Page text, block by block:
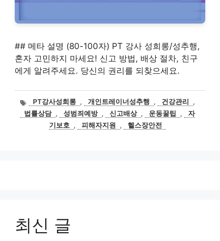
## 메타 설명 (80-100자) PT 강사 성희롱/성추행,
혼자 고민하지 마세요! 신고 방법, 배상 절차, 친구
에게 알려주세요. 당신의 권리를 되찾으세요.
태
그
PT강사성희롱 , 개인트레이너성추행 , 건강관리
,
법률상담 , 성범죄예방 , 신고배상 , 운동꿀팁 ,
자
기보호
, 피해자지원 , 헬스장안전
최신 글